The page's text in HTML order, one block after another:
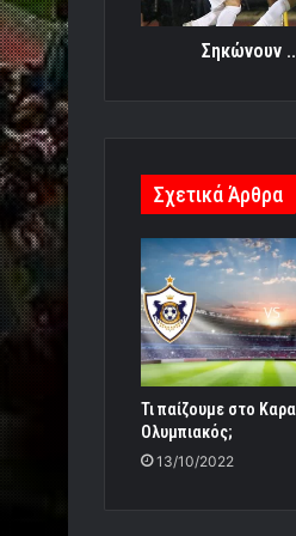
Σηκώνουν
Σχετικά Άρθρα
Τι παίζουμε στο
Ολυμπιακός;
13/10/2022